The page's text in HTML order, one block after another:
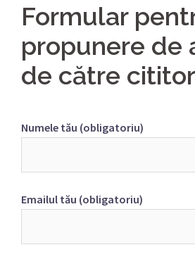
Formular
propunere de
de către
Numele tău (obligatoriu)
Emailul tău (obligatoriu)